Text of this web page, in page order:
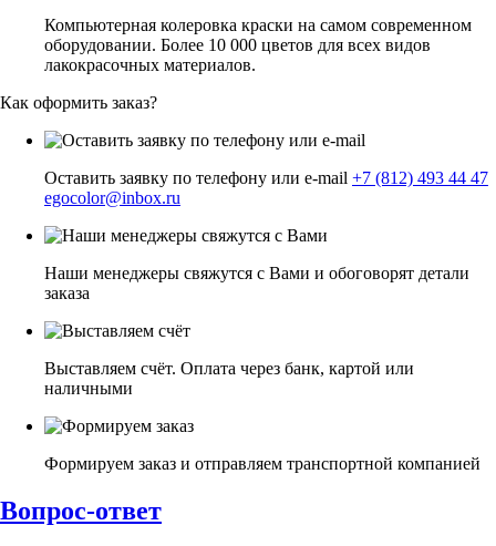
Компьютерная колеровка краски на самом современном
оборудовании. Более 10 000 цветов для всех видов
лакокрасочных материалов.
Как оформить заказ?
Оставить заявку по телефону или e-mail +7 (812) 493 44 47
egocolor@inbox.ru
Наши менеджеры свяжутся с Вами и обоговорят детали
заказа
Выставляем счёт. Оплата через банк, картой или
наличными
Формируем заказ и отправляем транспортной компанией
Вопрос-ответ